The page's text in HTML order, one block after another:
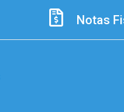
Notas